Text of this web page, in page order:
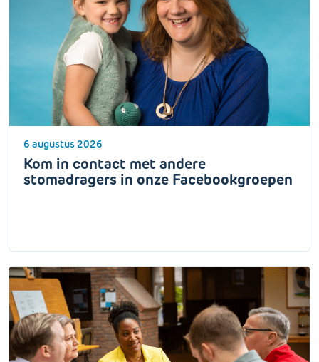
6 augustus 2026
Kom in contact met andere
stomadragers in onze Facebookgroepen